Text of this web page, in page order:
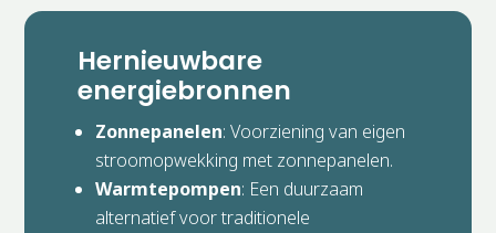
Hernieuwbare
energiebronnen
Zonnepanelen: Voorziening van eigen
stroomopwekking met zonnepanelen.
Warmtepompen: Een duurzaam
alternatief voor traditionele